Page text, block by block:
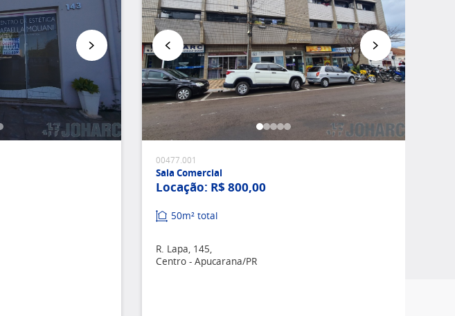
Favoritar Favoritar
00477.001
Sala Comercial
Locação: R$ 800,00
50m² total
R. Lapa, 145,
Centro - Apucarana/PR